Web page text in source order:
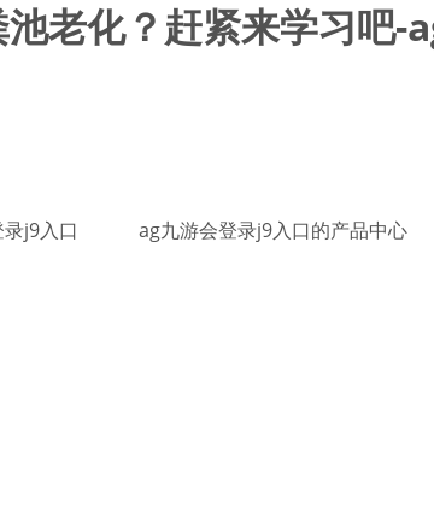
老化？赶紧来学习吧-
j9入口 ag九游会登录j9入口的产品中心